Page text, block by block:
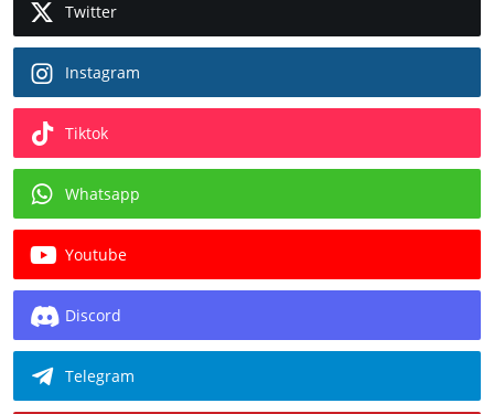
Twitter
Instagram
Tiktok
Whatsapp
Youtube
Discord
Telegram